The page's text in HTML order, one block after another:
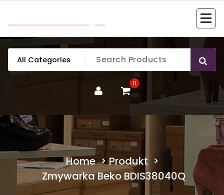
content
0
Home>Produkt >
Zmywarka Beko BDIS38040Q